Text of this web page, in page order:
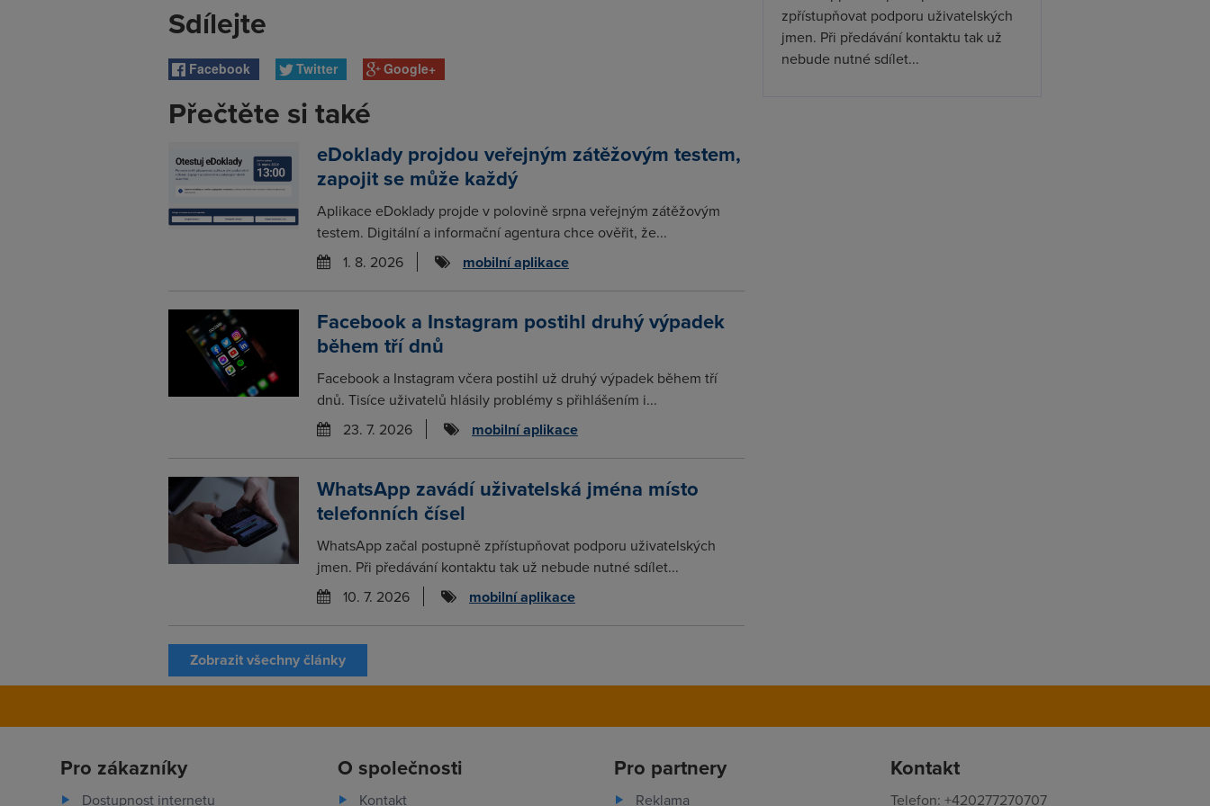
Sdílejte
Facebook Twitter Google+
Přečtěte si také
eDoklady projdou veřejným zátěžovým testem,
zapojit se může každý
Aplikace eDoklady projde v polovině srpna veřejným zátěžovým
testem. Digitální a informační agentura chce ověřit, že...
1. 8. 2026
mobilní aplikace
Facebook a Instagram postihl druhý výpadek
během tří dnů
Facebook a Instagram včera postihl už druhý výpadek během tří
dnů. Tisíce uživatelů hlásily problémy s přihlášením i...
23. 7. 2026
mobilní aplikace
WhatsApp zavádí uživatelská jména místo
telefonních čísel
WhatsApp začal postupně zpřístupňovat podporu uživatelských
jmen. Při předávání kontaktu tak už nebude nutné sdílet...
10. 7. 2026
mobilní aplikace
Zobrazit všechny články
zpřístupňovat podporu uživatelských
jmen. Při předávání kontaktu tak už
nebude nutné sdílet...
Pro zákazníky
Dostupnost internetu
O společnosti
Kontakt
Pro partnery
Reklama
Kontakt
Telefon: +420277270707